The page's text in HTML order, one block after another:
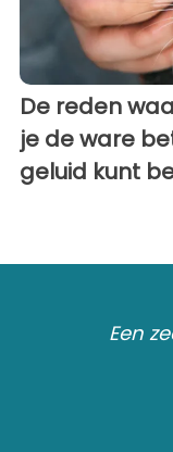
De reden
je de ware
geluid kunt
Een